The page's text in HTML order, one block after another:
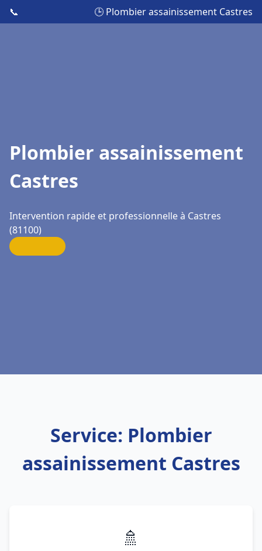
📞 🕒 Plombier assainissement Castres
Plombier assainissement
Castres
Intervention rapide et professionnelle à Castres
(81100)
Service: Plombier
assainissement Castres
🚿